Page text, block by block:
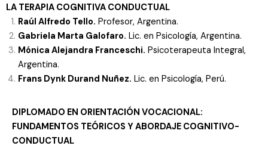
LA TERAPIA COGNITIVA CONDUCTUAL
Raúl Alfredo Tello. Profesor, Argentina.
Gabriela Marta Galofaro. Lic. en Psicología, Argentina.
Mónica Alejandra Franceschi. Psicoterapeuta Integral,
Argentina.
Frans Dynk Durand Nuñez. Lic. en Psicología, Perú.
DIPLOMADO EN ORIENTACIÓN VOCACIONAL:
FUNDAMENTOS TEÓRICOS Y ABORDAJE COGNITIVO-
CONDUCTUAL